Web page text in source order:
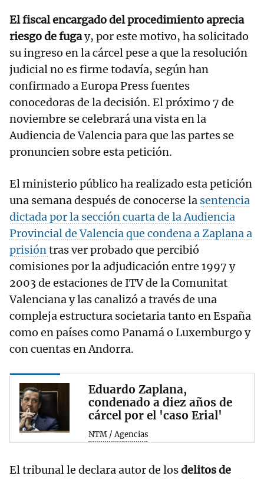
El fiscal encargado del procedimiento aprecia
riesgo de fugay, por este motivo, ha solicitado
su ingreso en la cárcel pese a que la resolución
judicial no es firme todavía, según han
confirmado a Europa Press fuentes
conocedoras de la decisión. El próximo 7 de
noviembre se celebrará una vista en la
Audiencia de Valencia para que las partes se
pronuncien sobre esta petición.
El ministerio público ha realizado esta petición
una semana después de conocerse la sentencia
dictada por la sección cuarta de la Audiencia
Provincial de Valencia que condena a Zaplana a
prisióntras ver probado que percibió
comisiones por la adjudicación entre 1997 y
2003 de estaciones de ITV de la Comunitat
Valenciana y las canalizó a través de una
compleja estructura societaria tanto en España
como en países como Panamá o Luxemburgo y
con cuentas en Andorra.
Eduardo Zaplana,
condenado a diez años de
cárcel por el 'caso Erial'
NTM / Agencias
El tribunal le declara autor de losdelitos de